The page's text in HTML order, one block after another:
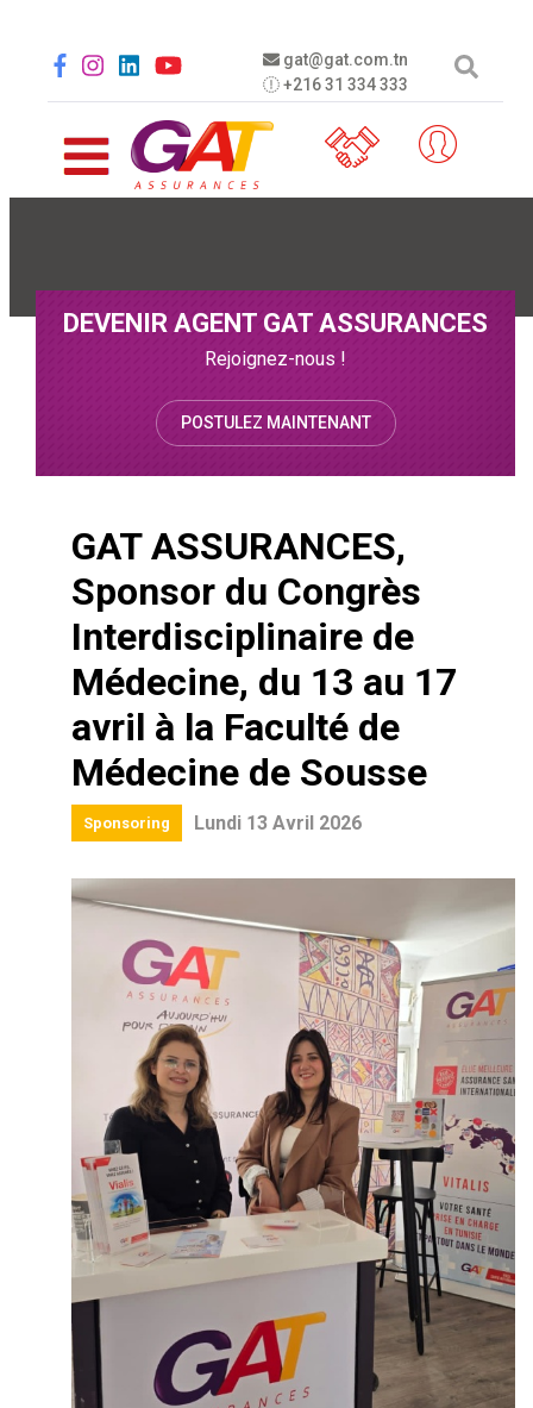
gat@gat.com.tn
+216 31 334 333
Social menu
DEVENIR AGENT GAT ASSURANCES
Rejoignez-nous !
POSTULEZ MAINTENANT
GAT ASSURANCES,
Sponsor du Congrès
Interdisciplinaire de
Médecine, du 13 au 17
avril à la Faculté de
Médecine de Sousse
Sponsoring Lundi 13 Avril 2026